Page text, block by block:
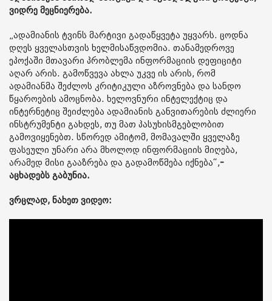
ვიდრე მეცნიერება.
„ადამიანის ტვინს მარტივი გადაწყვეტა უყვარს. ცოდნა
დღეს ყველასთვის ხელმისაწვდომია. თანამედროვე
ეპოქაში მთავარი პრობლემა ინფორმაციის დეფიციტი
აღარ არის. გამოწვევა ახლა უკვე ის არის, რომ
ადამიანმა შეძლოს კრიტიკული აზროვნება და სანდო
წყაროების ამოცნობა. ხელოვნური ინტელექტიც და
ინტერნეტიც შეიძლება ადამიანის განვითარების ძლიერი
ინსტრუმენტი გახდეს, თუ მათ პასუხისმგებლობით
გამოვიყენებთ. სწორედ ამიტომ, მომავალში ყველაზე
ფასეული უნარი არა მხოლოდ ინფორმაციის მიღება,
არამედ მისი გააზრება და გადამოწმება იქნება“,-
აცხადებს გაბუნია.
ვრცლად, ნახეთ ვიდეო: